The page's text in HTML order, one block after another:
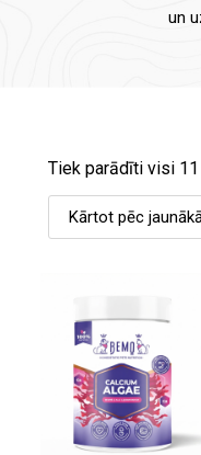
un
Tiek parādīti visi